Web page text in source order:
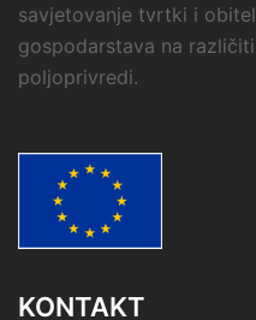
savjetovanje tvrtki i
gospodarstava na
poljoprivredi.
KONTAKT